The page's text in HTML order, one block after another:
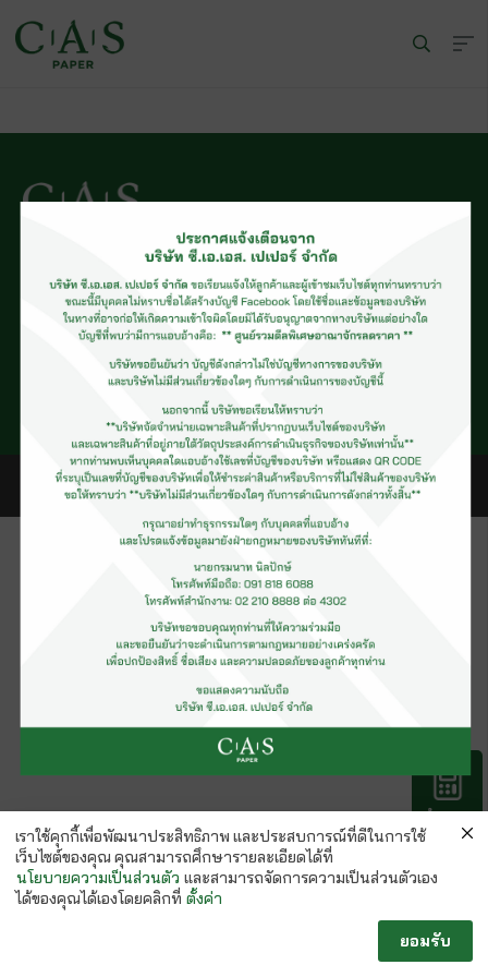
© CAS PAPER All rights Reserved
นโยบายคุ้มครองข้อมูลส่วนบุคคลของ (C.A.S. Privacy Policy)
คำนวณ
กระดาษ
เราใช้คุกกี้เพื่อพัฒนาประสิทธิภาพ และประสบการณ์ที่ดีในการใช้
เว็บไซต์ของคุณ คุณสามารถศึกษารายละเอียดได้ที่
นโยบายความเป็นส่วนตัว และสามารถจัดการความเป็นส่วนตัวเอง
ได้ของคุณได้เองโดยคลิกที่ ตั้งค่า
ยอมรับ